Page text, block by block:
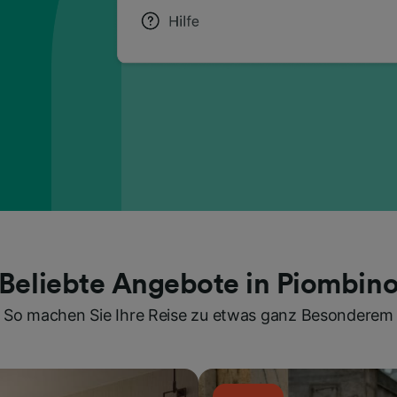
Beliebte Angebote in
So machen Sie Ihre Reise zu etwas ganz Besonderem